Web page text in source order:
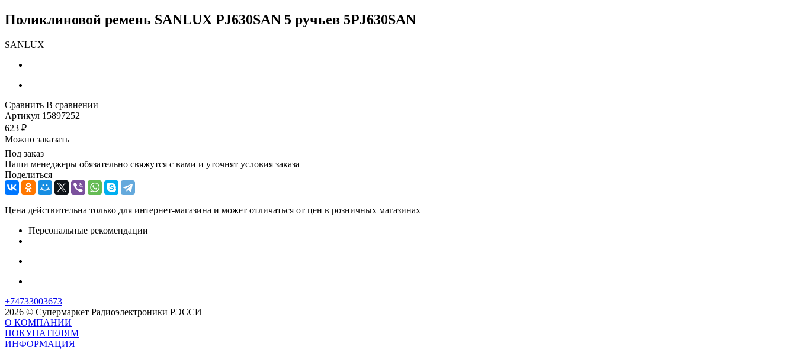
Поликлиновой ремень SANLUX PJ630SAN 5 ручьев 5PJ630SAN
SANLUX
Сравнить В сравнении
Артикул 15897252
623 ₽
Можно заказать
Под заказ
Наши менеджеры обязательно свяжутся с вами и уточнят условия заказа
Поделиться
Цена действительна только для интернет-магазина и может отличаться от цен в розничных магазинах
Персональные рекомендации
+74733003673
2026 © Супермаркет Радиоэлектроники РЭССИ
О КОМПАНИИ
ПОКУПАТЕЛЯМ
ИНФОРМАЦИЯ